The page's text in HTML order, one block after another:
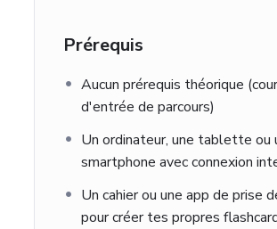
Prérequis
Aucun prérequis théorique
d'entrée de parcours)
Un ordinateur, une tablette ou
smartphone avec connexion
Un cahier ou une app de prise
pour créer tes propres